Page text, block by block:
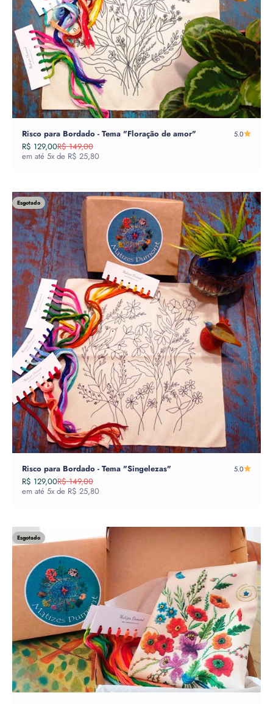
Risco para Bordado - Tema "Floração de amor" 5.0
Preço promocional
R$ 129,00Preço normal
R$ 149,00
em até 5x de R$ 25,80
Esgotado
Risco para Bordado - Tema "Singelezas" 5.0
Preço promocional
R$ 129,00Preço normal
R$ 149,00
em até 5x de R$ 25,80
Esgotado